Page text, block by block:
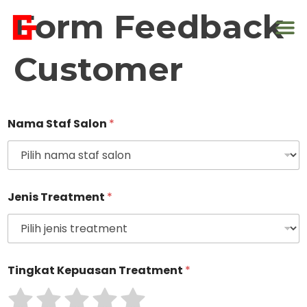
Form Feedback
Customer
Nama Staf Salon *
Jenis Treatment *
Tingkat Kepuasan Treatment *
R
a
R
a
R
a
R
a
R
a